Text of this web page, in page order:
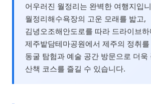
어우러진 월정리는 완벽한 여행지입
월정리해수욕장의 고운 모래를 밟고,
김녕오조해안도로를 따라 드라이브하
제주밭담테마공원에서 제주의 정취
동굴 탐험과 예술 공간 방문으로 더욱
산책 코스를 즐길 수 있습니다.